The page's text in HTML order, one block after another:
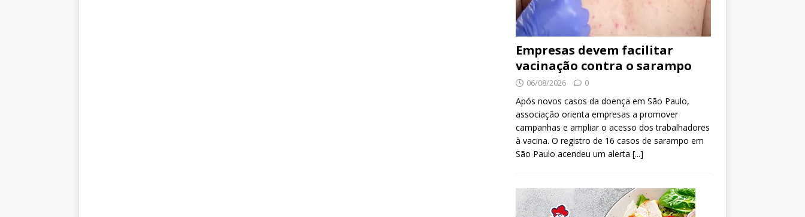
Empresas devem facilitar
vacinação contra o sarampo
06/08/2026 0
Após novos casos da doença em São Paulo,
associação orienta empresas a promover
campanhas e ampliar o acesso dos trabalhadores
à vacina. O registro de 16 casos de sarampo em
São Paulo acendeu um alerta [...]